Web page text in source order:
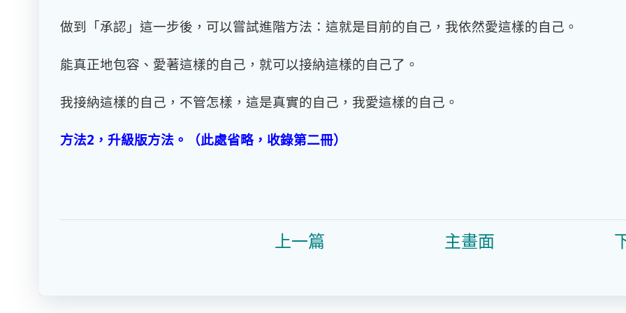
做到「承認」這一步後，可以嘗試進階方法：這就是目前的自己，我依然愛這樣的自己。
能真正地包容、愛著這樣的自己，就可以接納這樣的自己了。
我接納這樣的自己，不管怎樣，這是真實的自己，我愛這樣的自己。
方法2 ，升級版方法。（此處省略，收錄第二冊）
上一篇 主畫面